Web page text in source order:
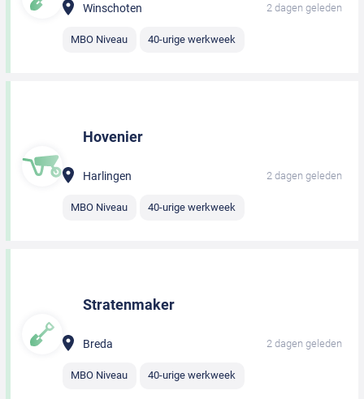
Winschoten 2 dagen geleden
MBO Niveau 40-urige werkweek
Hovenier
Harlingen 2 dagen geleden
MBO Niveau 40-urige werkweek
Stratenmaker
Breda 2 dagen geleden
MBO Niveau 40-urige werkweek